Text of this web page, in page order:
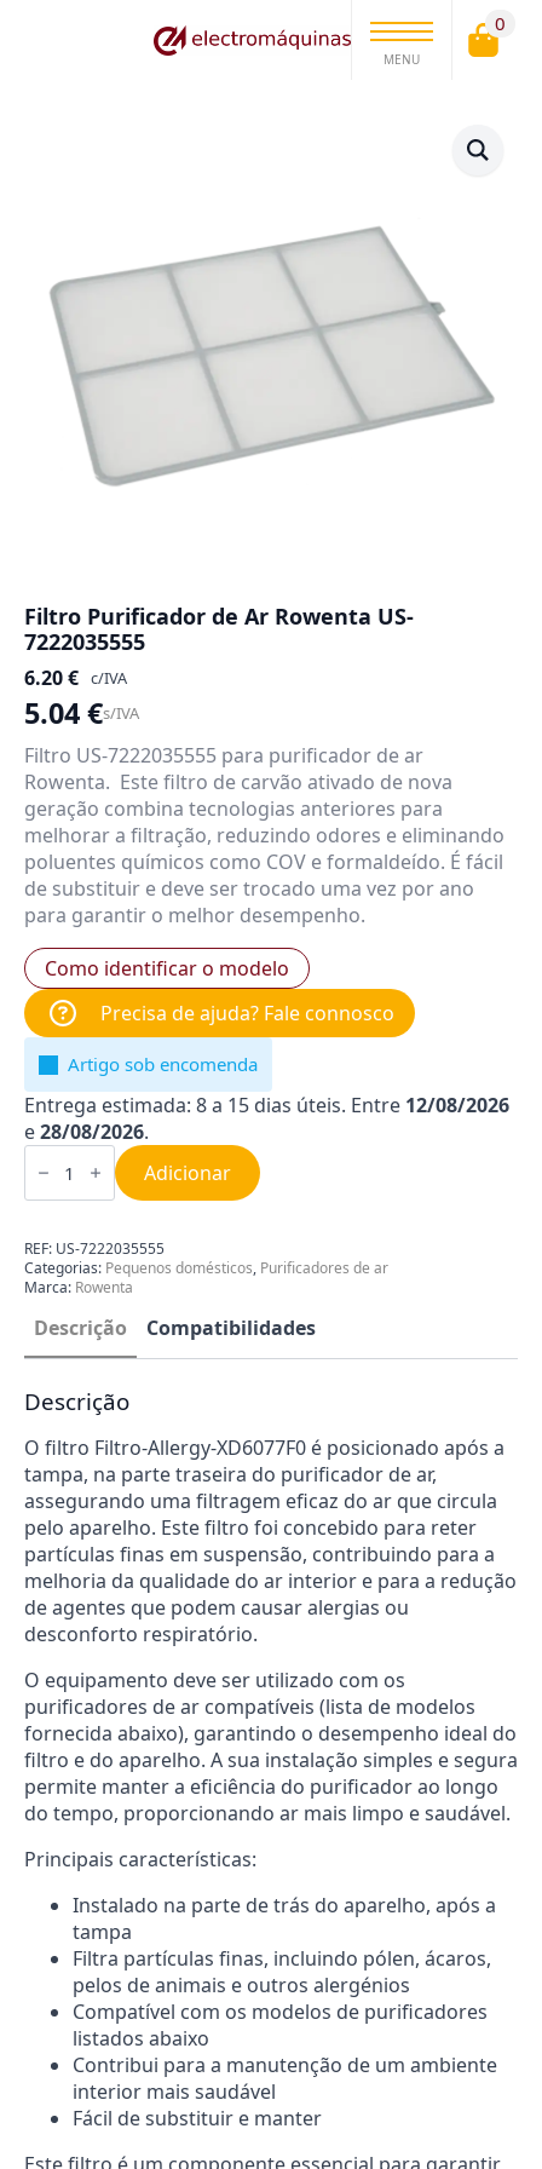
MENU
0
Filtro Purificador de Ar Rowenta US-
7222035555
6.20€ c/IVA
5.04€s/IVA
Filtro US-7222035555 para purificador de ar
Rowenta. Este filtro de carvão ativado de nova
geração combina tecnologias anteriores para
melhorar a filtração, reduzindo odores e eliminando
poluentes químicos como COV e formaldeído. É fácil
de substituir e deve ser trocado uma vez por ano
para garantir o melhor desempenho.
Como identificar o modelo
Precisa de ajuda? Fale connosco
Artigo sob encomenda
Entrega estimada: 8 a 15 dias úteis. Entre 12/08/2026
e28/08/2026.
Quantidade
de
Purificador
Ar
Rowenta
US-
7222035555
Adicionar
REF: US-7222035555
Categorias: Pequenos domésticos, Purificadores de ar
Marca: Rowenta
Descrição Compatibilidades
Descrição
O filtro Filtro-Allergy-XD6077F0 é posicionado após a
tampa, na parte traseira do purificador de ar,
assegurando uma filtragem eficaz do ar que circula
pelo aparelho. Este filtro foi concebido para reter
partículas finas em suspensão, contribuindo para a
melhoria da qualidade do ar interior e para a redução
de agentes que podem causar alergias ou
desconforto respiratório.
O equipamento deve ser utilizado com os
purificadores de ar compatíveis (lista de modelos
fornecida abaixo), garantindo o desempenho ideal do
filtro e do aparelho. A sua instalação simples e segura
permite manter a eficiência do purificador ao longo
do tempo, proporcionando ar mais limpo e saudável.
Principais características:
Instalado na parte de trás do aparelho, após a
tampa
Filtra partículas finas, incluindo pólen, ácaros,
pelos de animais e outros alergénios
Compatível com os modelos de purificadores
listados abaixo
Contribui para a manutenção de um ambiente
interior mais saudável
Fácil de substituir e manter